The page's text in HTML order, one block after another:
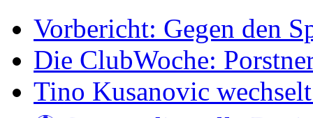
Vorbericht: Gegen den
Die ClubWoche:
Tino Kusanovic